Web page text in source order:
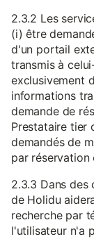
2.3.2 Les
(i) être
d'un portail
transmis à
exclusivement
informations
demande de
Prestataire tier
demandés de
par réservation
2.3.3 Dans des
de Holidu
recherche par
l'utilisateur n'a